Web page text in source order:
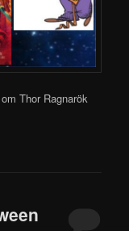
Thor Ragnarök